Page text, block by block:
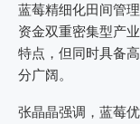
蓝莓精细化田间管
资金双重密集型产
特点，但同时具备
分广阔。
张晶晶强调，蓝莓